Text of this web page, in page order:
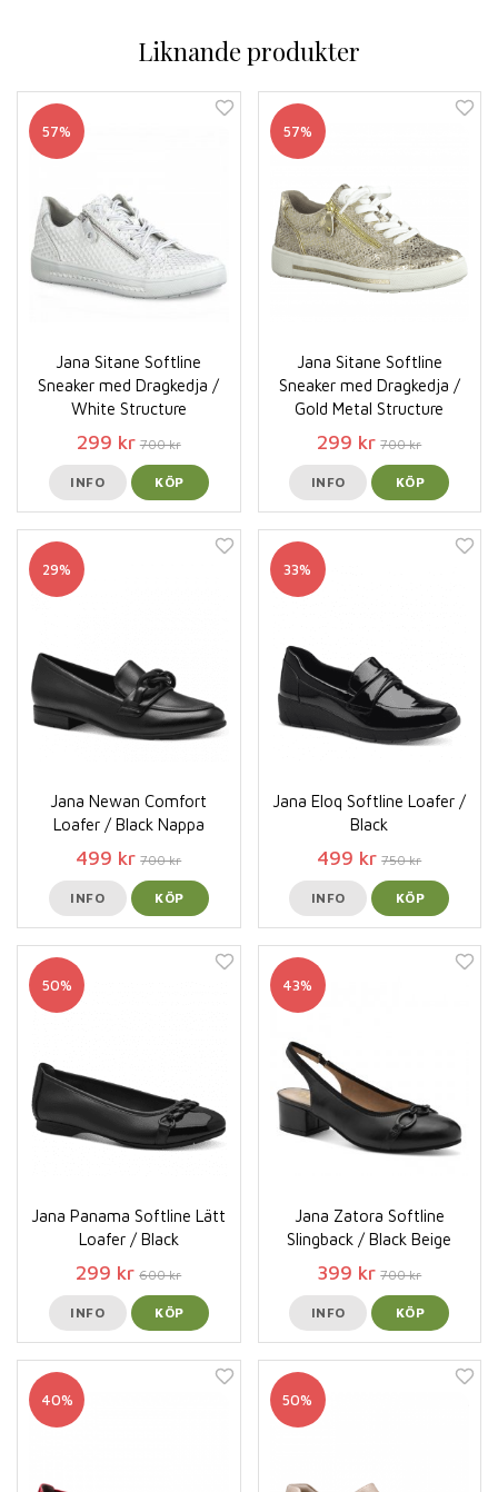
Liknande produkter
57%
Jana Sitane Softline
Sneaker med Dragkedja /
White Structure
299 kr 700 kr
INFO KÖP
57%
Jana Sitane Softline
Sneaker med Dragkedja /
Gold Metal Structure
299 kr 700 kr
INFO KÖP
29%
Jana Newan Comfort
Loafer / Black Nappa
499 kr 700 kr
INFO KÖP
33%
Jana Eloq Softline Loafer /
Black
499 kr 750 kr
INFO KÖP
50%
Jana Panama Softline Lätt
Loafer / Black
299 kr 600 kr
INFO KÖP
43%
Jana Zatora Softline
Slingback / Black Beige
399 kr 700 kr
INFO KÖP
40% 50%